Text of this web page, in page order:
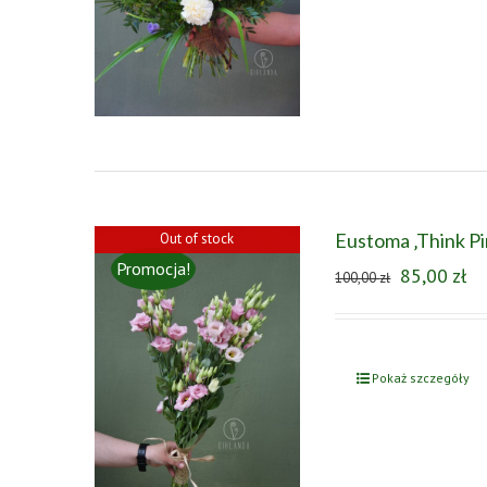
Promocja!
Out of stock Eustoma ‚Think
100,00zł 85,00 zł
Pokaż szczegóły